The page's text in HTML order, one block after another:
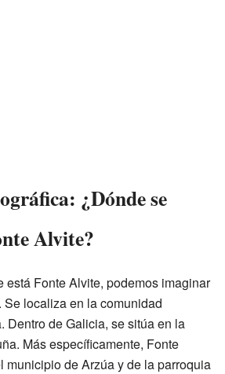
¿Dónde se
Alvite?
está Fonte Alvite, podemos imaginar
Se localiza en la comunidad
Dentro de Galicia, se sitúa en la
Más específicamente, Fonte
municipio de Arzúa y de la parroquia